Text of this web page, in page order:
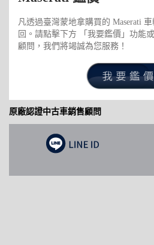
凡透過臺灣蒙地拿購買的 Maserati
回。請點擊下方 「我要鑑價」功能
顧問，我們將竭誠為您服務！
原廠認證中古車銷售顧問